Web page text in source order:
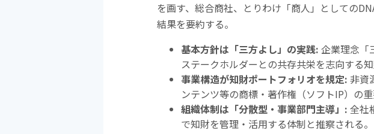
を画す、総合商社、とりわけ「商人」としての
結果を要約する。
基本方針は「三方よし」の実践: 企業理念「
ステークホルダーとの共存共栄を志向する
事業構造が知財ポートフォリオを規定: 非資
ンテンツ等の商標・著作権（ソフトIP）の
組織体制は「分散型・事業部門主導」 : 全社
で知財を管理・活用する体制と推察される